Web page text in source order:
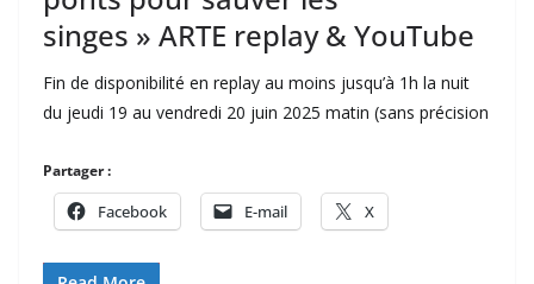
singes » ARTE replay & YouTube
Fin de disponibilité en replay au moins jusqu’à 1h la nuit
du jeudi 19 au vendredi 20 juin 2025 matin (sans précision
Partager :
Facebook E-mail X